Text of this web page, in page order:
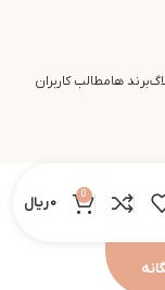
برند هامطالب کاربران
0
0ریال